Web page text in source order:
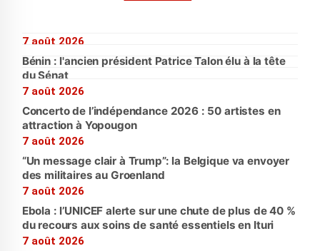
7 août 2026
Bénin : l'ancien président Patrice Talon élu à la tête
du Sénat
7 août 2026
Concerto de l’indépendance 2026 : 50 artistes en
attraction à Yopougon
7 août 2026
“Un message clair à Trump”: la Belgique va envoyer
des militaires au Groenland
7 août 2026
Ebola : l’UNICEF alerte sur une chute de plus de 40 %
du recours aux soins de santé essentiels en Ituri
7 août 2026